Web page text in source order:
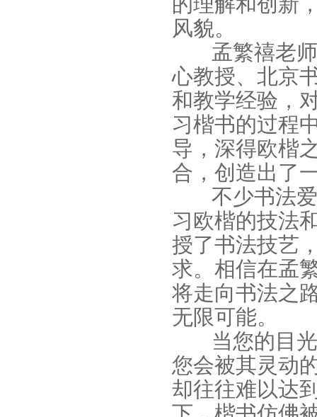
风貌。
孟繁禧老
心教授、北京
和教学经验，
习楷书的过程
导，深得欧楷
合，创造出了
不少书法
习欧楷的技法
授了书法技艺
求。相信在孟
将走向书法之
无限可能。
当您的目
您会被其灵动
却往往难以达